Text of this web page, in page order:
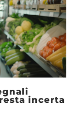
incerta